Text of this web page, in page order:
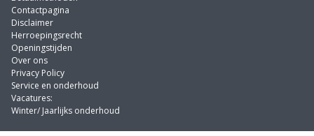
Contactpagina
Disclaimer
Herroepingsrecht
Openingstijden
Over ons
Privacy Policy
Service en onderhoud
Vacatures:
Winter/ Jaarlijks onderhoud